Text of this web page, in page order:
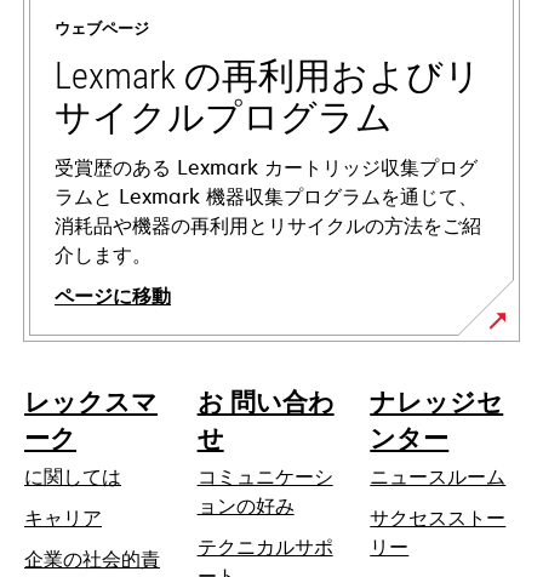
ウェブページ
Lexmark の再利用およびリ
サイクルプログラム
受賞歴のある Lexmark カートリッジ収集プログ
ラムと Lexmark 機器収集プログラムを通じて、
消耗品や機器の再利用とリサイクルの方法をご紹
介します。
ページに移動
レックスマ
ーク
に関しては
キャリア
企業の社会的責
お 問い合わ
せ
コミュニケーシ
ョンの好み
テクニカルサポ
ナレッジセ
ンター
ニュースルーム
サクセスストー
リー